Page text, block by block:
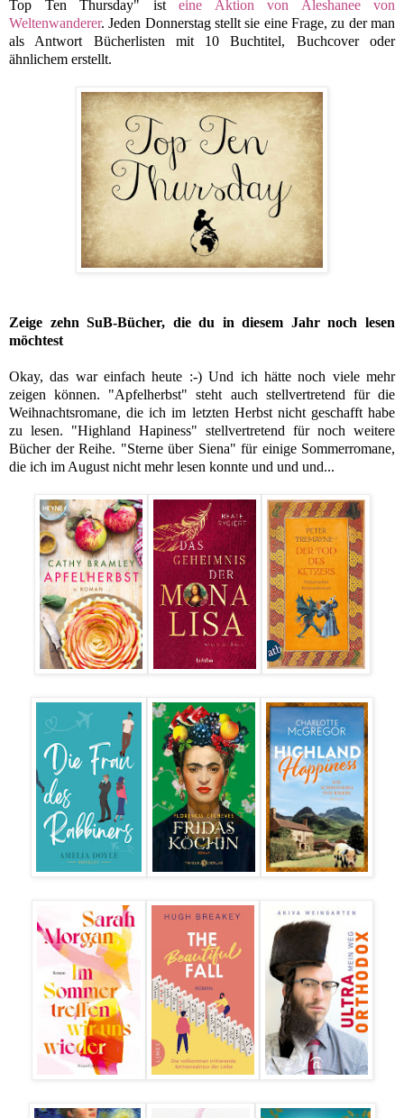
Top Ten Thursday" ist eine Aktion von Aleshanee von
Weltenwanderer. Jeden Donnerstag stellt sie eine Frage, zu der man
als Antwort Bücherlisten mit 10 Buchtitel, Buchcover oder
ähnlichem erstellt.
Zeige zehn SuB-Bücher, die du in diesem Jahr noch lesen
möchtest
Okay, das war einfach heute :-) Und ich hätte noch viele mehr
zeigen können. "Apfelherbst" steht auch stellvertretend für die
Weihnachtsromane, die ich im letzten Herbst nicht geschafft habe
zu lesen. "Highland Hapiness" stellvertretend für noch weitere
Bücher der Reihe. "Sterne über Siena" für einige Sommerromane,
die ich im August nicht mehr lesen konnte und und und...